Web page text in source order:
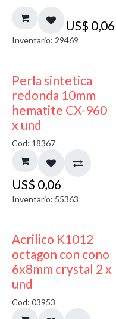
US$ 0,06
Inventario: 29469
Perla sintetica
redonda 10mm
hematite CX-960
x und
Cod: 18367
US$ 0,06
Inventario: 55363
Acrilico K1012
octagon con cono
6x8mm crystal 2 x
und
Cod: 03953